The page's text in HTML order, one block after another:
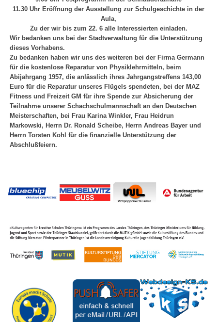
11.30 Uhr Eröffnung der Ausstellung zur Schulgeschichte in der
Aula,
Zu der wir bis zum 22. 6 alle Interessierten einladen.
Wir bedanken uns bei der Stadtverwaltung für die Unterstützung
dieses Vorhabens.
Zu bedanken haben wir uns des weiteren bei der Firma Germann
für die kostenlose Reparatur von Physiklehrmitteln, beim
Abijahrgang 1957, die anlässlich ihres Jahrgangstreffens 143,00
Euro für die Reparatur unseres Flügels spendeten, bei der MAZ
Fitness und Freizeit GM für ihre Spende zur Absicherung der
Teilnahme unserer Schachschulmannschaft an den Deutschen
Meisterschaften, bei Frau Karina Winkler, Frau Heidrun
Markowski, Herrn Dr. Ronald Scheibe, Herrn Andreas Bayer und
Herrn Torsten Kohl für die finanzielle Unterstützung der
Abschlußfeiern.